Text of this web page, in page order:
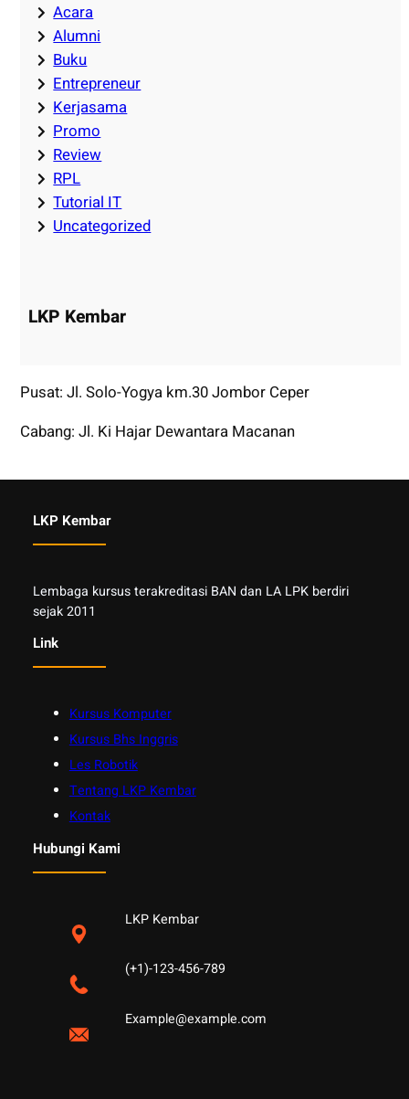
Acara
Alumni
Buku
Entrepreneur
Kerjasama
Promo
Review
RPL
Tutorial IT
Uncategorized
LKP Kembar
Pusat: Jl. Solo-Yogya km.30 Jombor Ceper
Cabang: Jl. Ki Hajar Dewantara Macanan
LKP Kembar
Lembaga kursus terakreditasi BAN dan LA LPK berdiri
sejak 2011
Link
Kursus Komputer
Kursus Bhs Inggris
Les Robotik
Tentang LKP Kembar
Kontak
Hubungi Kami
LKP Kembar
(+1)-123-456-789
Example@example.com